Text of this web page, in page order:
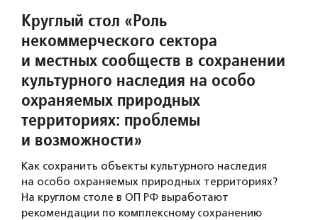
Круглый стол «Роль
некоммерческого сектора
и местных сообществ в сохранении
культурного наследия на особо
охраняемых природных
территориях: проблемы
и возможности»
Как сохранить объекты культурного наследия
на особо охраняемых природных территориях?
На круглом столе в ОП РФ выработают
рекомендации по комплексному сохранению